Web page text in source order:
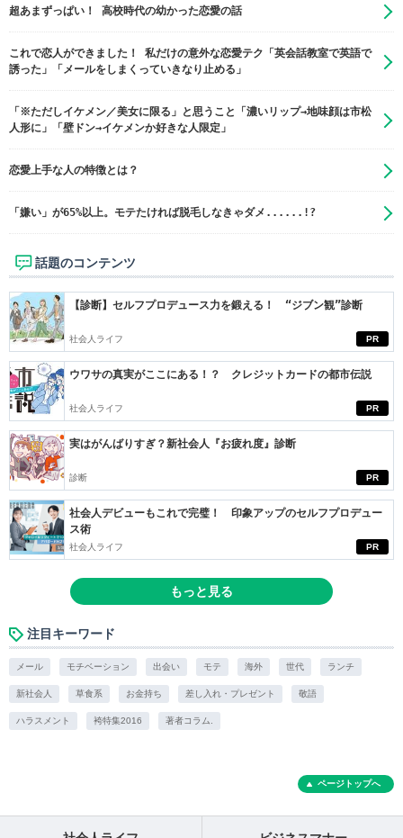
超あまずっぱい！ 高校時代の幼かった恋愛の話
これで恋人ができました！ 私だけの意外な恋愛テク「英会話教室で英語で
誘った」「メールをしまくっていきなり止める」
「※ただしイケメン／美女に限る」と思うこと「濃いリップ→地味顔は市松
人形に」「壁ドン→イケメンか好きな人限定」
恋愛上手な人の特徴とは？
「嫌い」が65%以上。モテたければ脱毛しなきゃダメ......!?
話題のコンテンツ
PR
【診断】セルフプロデュース力を鍛える！ “ジブン観”診断
社会人ライフ
PR
ウワサの真実がここにある！？ クレジットカードの都市伝説
社会人ライフ
PR
実はがんばりすぎ？新社会人『お疲れ度』診断
診断
PR
社会人デビューもこれで完璧！ 印象アップのセルフプロデュー
ス術
社会人ライフ
もっと見る
注目キーワード
メール モチベーション 出会い モテ 海外 世代 ランチ
新社会人 草食系 お金持ち 差し入れ・プレゼント 敬語
ハラスメント 袴特集2016 著者コラム.
ページトップへ